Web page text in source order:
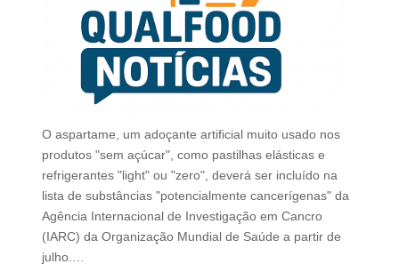
O aspartame, um adoçante artificial muito usado nos
produtos "sem açúcar", como pastilhas elásticas e
refrigerantes "light" ou "zero", deverá ser incluído na
lista de substâncias "potencialmente cancerígenas" da
Agência Internacional de Investigação em Cancro
(IARC) da Organização Mundial de Saúde a partir de
julho.…